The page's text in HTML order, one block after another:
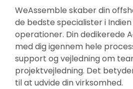
WeAssemble skaber din
de bedste specialister i
operationer. Din dedikerede
med dig igennem hele
support og vejledning om
projektvejledning. Det
til at udvide din virksomhed.